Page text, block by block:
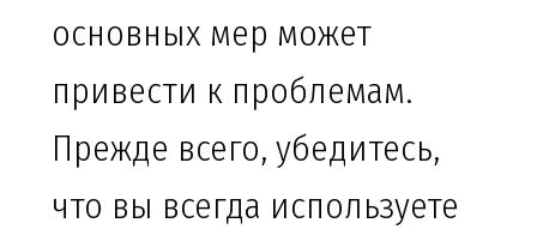
основных мер может
привести к проблемам.
Прежде всего, убедитесь,
что вы всегда используете